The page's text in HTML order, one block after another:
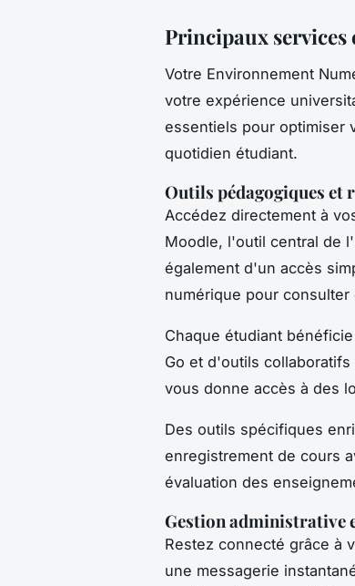
Principaux
Votre Environnement
votre expérience
essentiels pour optimiser
quotidien étudiant.
Outils pédagogiques et
Accédez directement à
Moodle, l'outil central de
également d'un accès
numérique pour
Chaque étudiant
Go et d'outils
vous donne accès à des
Des outils spécifiques
enregistrement de cours
évaluation des
Gestion administrative
Restez connecté grâce à
une messagerie